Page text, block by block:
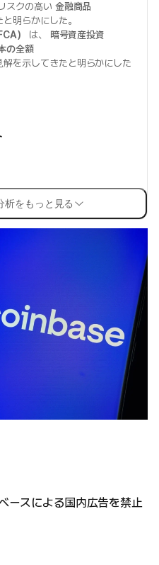
スクの高い 金融商品
明らかにした。
） は、 暗号資産投資
の全額
を示してきたと明らかにした
析をもっと見る
ースによる国内広告を禁止